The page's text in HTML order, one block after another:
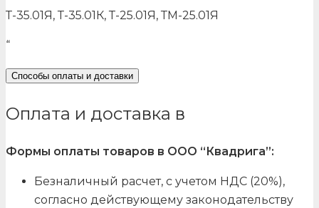
Т-35.01Я, Т-35.01К, Т-25.01Я, ТМ-25.01Я
“
Способы оплаты и доставки
Оплата и доставка в
Формы оплаты товаров в ООО “Квадрига”:
Безналичный расчет, с учетом НДС (20%),
согласно действующему законодательству